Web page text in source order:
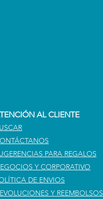
AL CLIENTE
PARA REGALOS
Y CORPORATIVO
DE ENVIOS
Y REEMBOLSOS